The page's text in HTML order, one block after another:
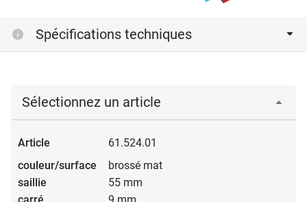
Spécifications techniques
Sélectionnez un article
61.524.01
brossé mat
55 mm
9 mm